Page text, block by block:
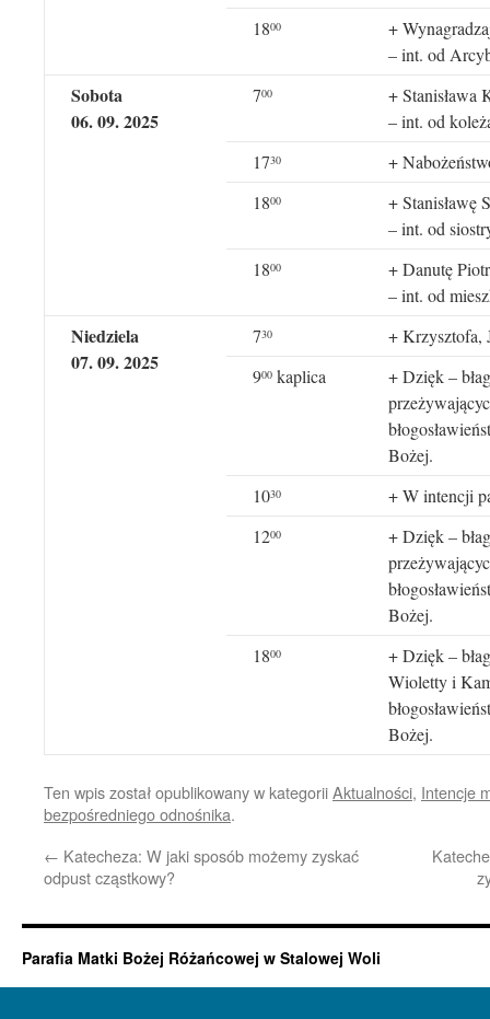
1800
+
– int. od
Sobota
06. 09. 2025
700
+ Stanisława
– int. od
1730
+
1800
+ Stanisławę
– int. od
1800
+ Danutę
– int. od
Niedziela
07. 09. 2025
730
+ Krzysztofa,
900 kaplica
+ Dzięk –
Bożej.
1030
+ W intencji
1200
+ Dzięk –
Bożej.
1800
+ Dzięk –
Wioletty i
Bożej.
Ten wpis został opublikowany w kategoriiAktualności, Intencje
bezpośredniego odnośnika.
← Katecheza: W jaki sposób możemy zyskać
odpust cząstkowy?
Parafia Matki Bożej Różańcowej w Stalowej Woli